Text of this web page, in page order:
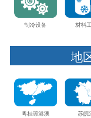
制冷设备 材料
地
粤桂琼港澳 苏皖